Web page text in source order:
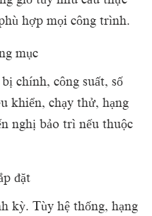
hợp mọi công trình.
mục
chính, công suất, số
khiển, chạy thử, hạng
nghị bảo trì nếu thuộc
đặt
kỳ. Tùy hệ thống, hạng